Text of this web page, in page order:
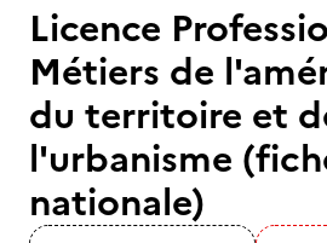
Licence
Métiers de
du territoire et
l'urbanisme
nationale)